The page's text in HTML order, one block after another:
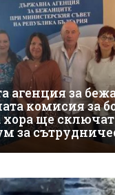
агенция за
комисия за
хора ще сключат
за